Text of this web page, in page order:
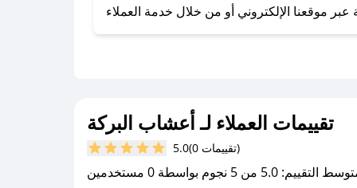
تقييمات العملاء لـ أعشاب البركة
5.0 (0 تقييمات)
التقييم: 5.0 من 5 نجوم بواسطة 0 مستخدمين